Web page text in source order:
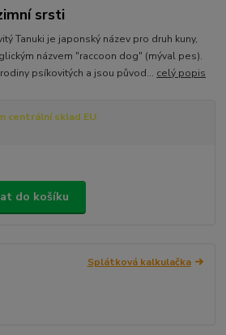
srsti
Tanuki je japonský název pro druh kuny,
názvem "raccoon dog" (mýval pes).
psíkovitých a jsou původ... celý popis
centrální sklad EU
do košíku
Splátková kalkulačka